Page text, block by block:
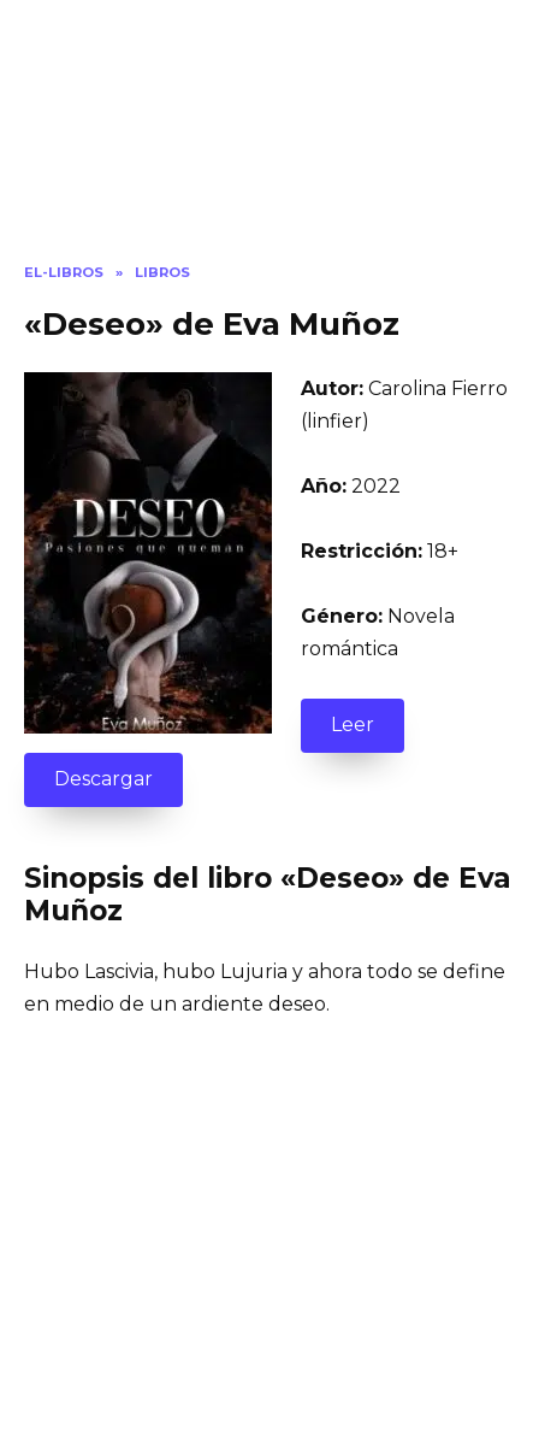
EL-LIBROS » LIBROS
«Deseo» de Eva Muñoz
Autor: Carolina Fierro
(linfier)
Año: 2022
Restricción: 18+
Género: Novela
romántica
Leer
Descargar
Sinopsis del libro «Deseo» de Eva
Muñoz
Hubo Lascivia, hubo Lujuria y ahora todo se define
en medio de un ardiente deseo.